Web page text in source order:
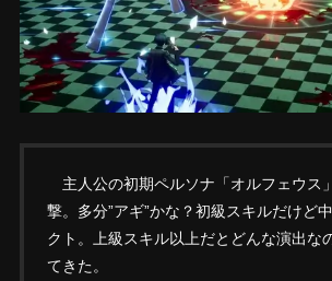
主人公の初期ペルソナ「オルフェウス
撃。多分”アギ”かな？初級スキルだけど
クト。上級スキル以上だとどんな演出な
てきた。